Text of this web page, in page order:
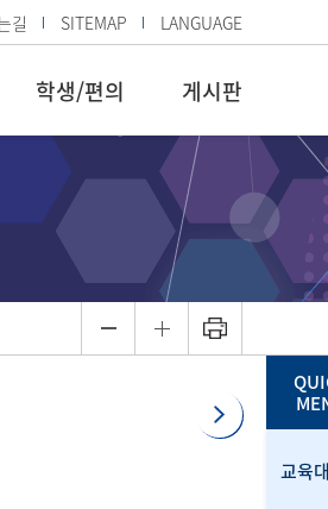
길 SITEMAP LANGUAGE
학생/편의 게시판
교육